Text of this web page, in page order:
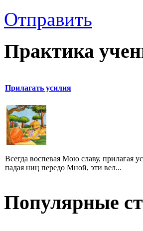
Отправить
Практика
Прилагать усилия
Всегда воспевая Мою славу, прилагая
падая ниц передо Мной, эти вел...
Популярные